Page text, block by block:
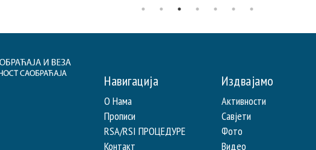
Навигација
О Нама
Прописи
RSA/RSI ПРОЦЕДУРЕ
Контакт
Издвајамо
Активности
Савјети
Фото
Видео